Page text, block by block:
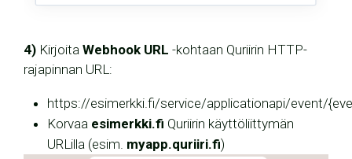
4) Kirjoita Webhook URL -kohtaan Quriirin HTTP-
rajapinnan URL:
https://esimerkki.fi/service/applicationapi/event/
Korvaa esimerkki.fi Quriirin käyttöliittymän
URLilla (esim. myapp.quriiri.fi)